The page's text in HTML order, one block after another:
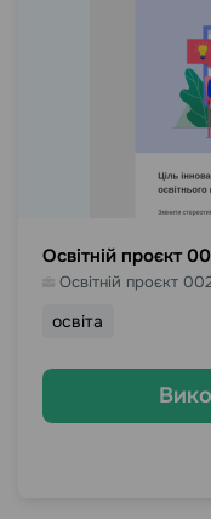
Освітній проєкт
Освітній проєкт
освіта